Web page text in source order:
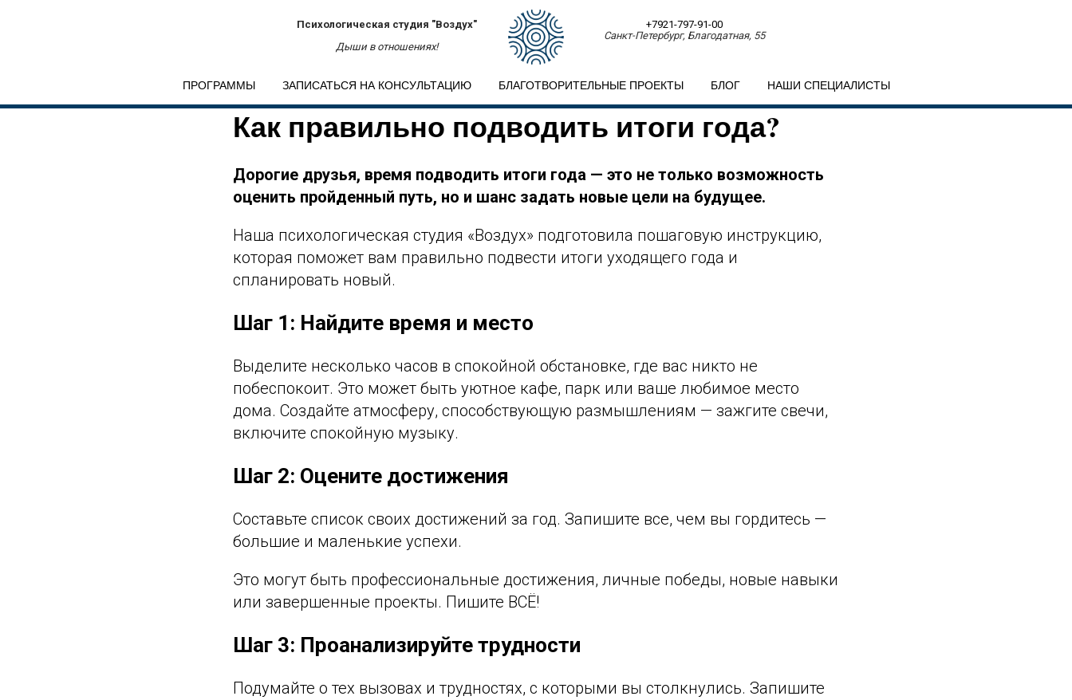
Психологическая студия "Воздух"
Дыши в отношениях!
+7921-797-91-00
Санкт-Петербург, Благодатная, 55
ПРОГРАММЫ ЗАПИСАТЬСЯ НА КОНСУЛЬТАЦИЮ БЛАГОТВОРИТЕЛЬНЫЕ ПРОЕКТЫ БЛОГ НАШИ СПЕЦИАЛИСТЫ
Как правильно подводить итоги года?
Дорогие друзья, время подводить итоги года — это не только возможность
оценить пройденный путь, но и шанс задать новые цели на будущее.
Наша психологическая студия «Воздух» подготовила пошаговую инструкцию,
которая поможет вам правильно подвести итоги уходящего года и
спланировать новый.
Шаг 1: Найдите время и место
Выделите несколько часов в спокойной обстановке, где вас никто не
побеспокоит. Это может быть уютное кафе, парк или ваше любимое место
дома. Создайте атмосферу, способствующую размышлениям — зажгите свечи,
включите спокойную музыку.
Шаг 2: Оцените достижения
Составьте список своих достижений за год. Запишите все, чем вы гордитесь —
большие и маленькие успехи.
Это могут быть профессиональные достижения, личные победы, новые навыки
или завершенные проекты. Пишите ВСЁ!
Шаг 3: Проанализируйте трудности
Подумайте о тех вызовах и трудностях, с которыми вы столкнулись. Запишите